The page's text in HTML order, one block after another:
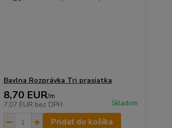
Bavlna Rozprávka Tri prasiatka
8,70 EUR/m
7,07 EUR bez DPH Skladom
Pridať do košíka